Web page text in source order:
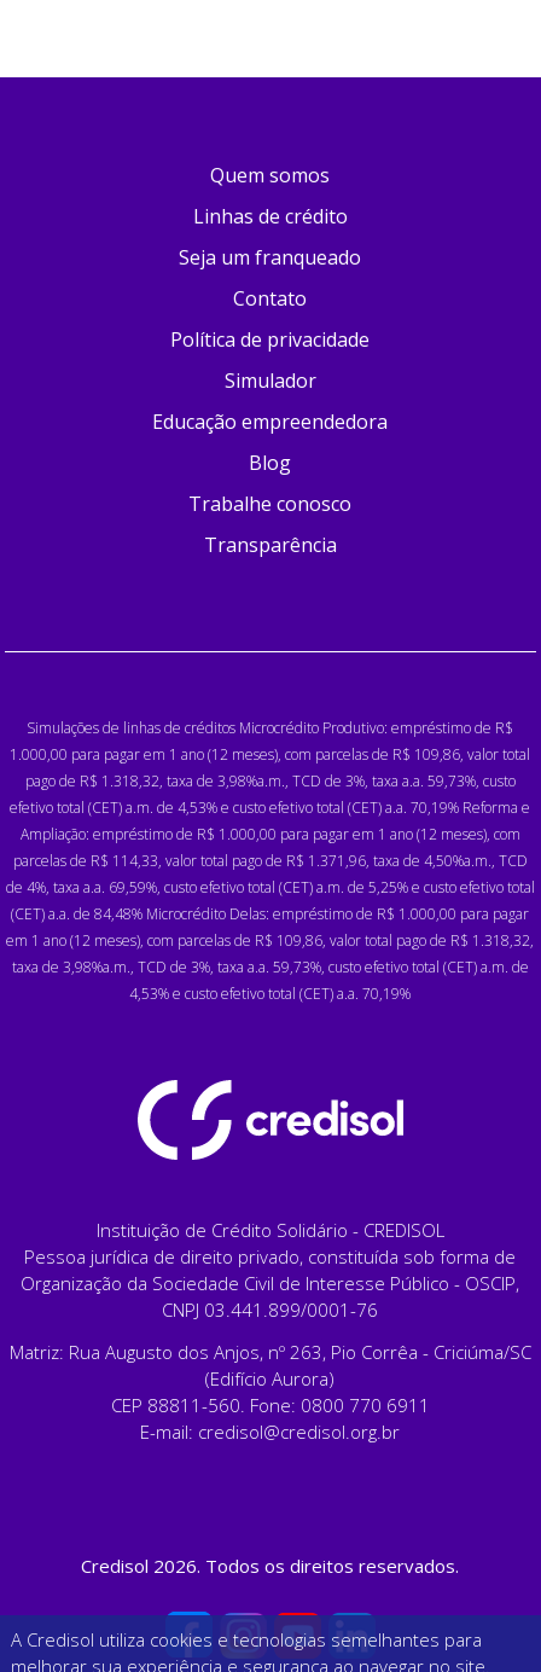
Quem somos
Linhas de crédito
Seja um franqueado
Contato
Política de privacidade
Simulador
Educação empreendedora
Blog
Trabalhe conosco
Transparência
Simulações de linhas de créditos Microcrédito Produtivo: empréstimo de R$
1.000,00 para pagar em 1 ano (12 meses), com parcelas de R$ 109,86, valor total
pago de R$ 1.318,32, taxa de 3,98%a.m., TCD de 3%, taxa a.a. 59,73%, custo
efetivo total (CET) a.m. de 4,53% e custo efetivo total (CET) a.a. 70,19% Reforma e
Ampliação: empréstimo de R$ 1.000,00 para pagar em 1 ano (12 meses), com
parcelas de R$ 114,33, valor total pago de R$ 1.371,96, taxa de 4,50%a.m., TCD
de 4%, taxa a.a. 69,59%, custo efetivo total (CET) a.m. de 5,25% e custo efetivo total
(CET) a.a. de 84,48% Microcrédito Delas: empréstimo de R$ 1.000,00 para pagar
em 1 ano (12 meses), com parcelas de R$ 109,86, valor total pago de R$ 1.318,32,
taxa de 3,98%a.m., TCD de 3%, taxa a.a. 59,73%, custo efetivo total (CET) a.m. de
4,53% e custo efetivo total (CET) a.a. 70,19%
Instituição de Crédito Solidário - CREDISOL
Pessoa jurídica de direito privado, constituída sob forma de
Organização da Sociedade Civil de Interesse Público - OSCIP,
CNPJ 03.441.899/0001-76
Matriz: Rua Augusto dos Anjos, nº 263, Pio Corrêa - Criciúma/SC
(Edifício Aurora)
CEP 88811-560. Fone: 0800 770 6911
E-mail: credisol@credisol.org.br
Credisol 2026. Todos os direitos reservados.
A Credisol utiliza cookies e tecnologias semelhantes para
melhorar sua experiência e segurança ao navegar no site.